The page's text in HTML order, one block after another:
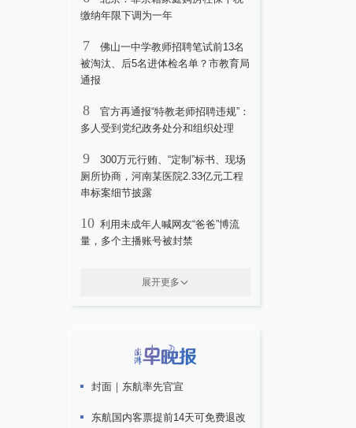
缴纳年限下调为一年
7
佛山一中学教师招聘笔试前13名
被淘汰、后5名进体检名单？市教育局
通报
8
官方再通报“特教老师招聘违规”：
多人受到党纪政务处分和组织处理
9
300万元行贿、“定制”标书、现场
厕所协商，河南某医院2.33亿元工程
串标案细节披露
10 利用未成年人喊网友“爸爸”博流
量，多个主播账号被封禁
展开更多
封面｜东航率先官宣
东航国内客票提前14天可免费退改